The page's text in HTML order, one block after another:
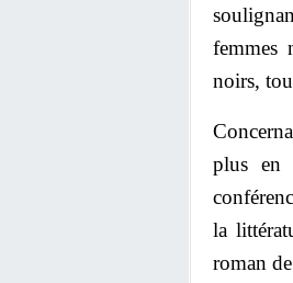
femmes
noirs,
plus en
la
roman